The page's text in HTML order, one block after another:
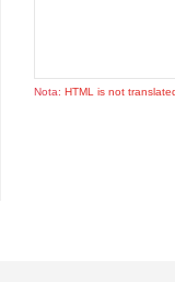
Nota: HTML is not